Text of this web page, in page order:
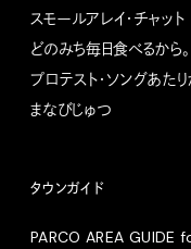
スモールアレイ・チャット
どのみち毎日食べるから。
プロテスト・ソングあた
まなびじゅつ
タウンガイド
PARCO AREA GUIDE